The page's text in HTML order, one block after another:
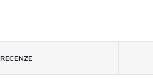
RECENZE